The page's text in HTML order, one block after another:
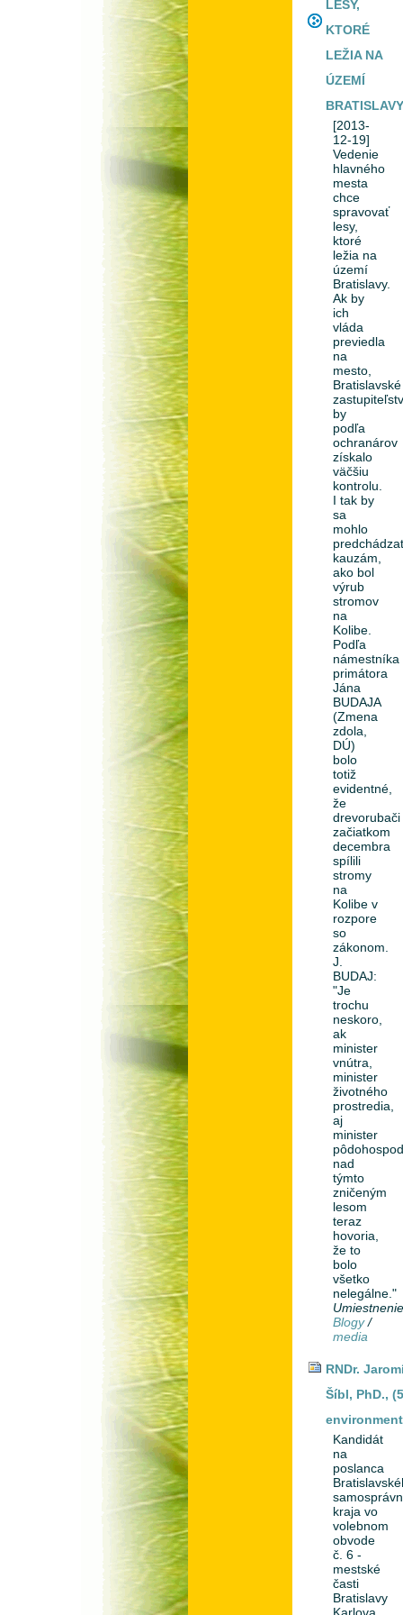
LESY,
KTORÉ
LEŽIA NA
ÚZEMÍ
BRATISLAVY
[2013-
12-19]
Vedenie
hlavného
mesta
chce
spravovať
lesy,
ktoré
ležia na
území
Bratislavy.
Ak by
ich
vláda
previedla
na
mesto,
Bratislavské
by
podľa
ochranárov
získalo
väčšiu
kontrolu.
I tak by
sa
mohlo
kauzám,
ako bol
výrub
stromov
na
Kolibe.
Podľa
námestníka
primátora
Jána
BUDAJA
(Zmena
zdola,
DÚ)
bolo
totiž
evidentné,
že
drevorubači
začiatkom
decembra
spílili
stromy
na
Kolibe v
rozpore
so
zákonom.
J.
BUDAJ:
"Je
trochu
neskoro,
ak
minister
vnútra,
minister
životného
prostredia,
aj
minister
nad
týmto
zničeným
lesom
teraz
hovoria,
že to
bolo
všetko
nelegálne."
Blogy /
media
RNDr.
Šíbl, PhD.,
Kandidát
na
poslanca
kraja vo
volebnom
obvode
č. 6 -
mestské
časti
Bratislavy